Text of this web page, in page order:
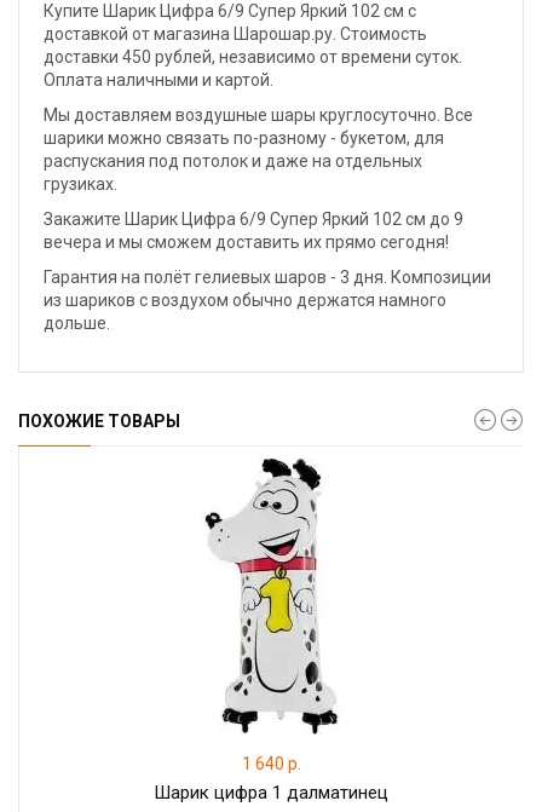
Купите Шарик Цифра 6/9 Супер Яркий 102 см с
доставкой от магазина Шарошар.ру. Стоимость
доставки 450 рублей, независимо от времени суток.
Оплата наличными и картой.
Мы доставляем воздушные шары круглосуточно. Все
шарики можно связать по-разному - букетом, для
распускания под потолок и даже на отдельных
грузиках.
Закажите Шарик Цифра 6/9 Супер Яркий 102 см до 9
вечера и мы сможем доставить их прямо сегодня!
Гарантия на полёт гелиевых шаров - 3 дня. Композиции
из шариков с воздухом обычно держатся намного
дольше.
ПОХОЖИЕ ТОВАРЫ
1 640 р.
Шарик цифра 1 далматинец